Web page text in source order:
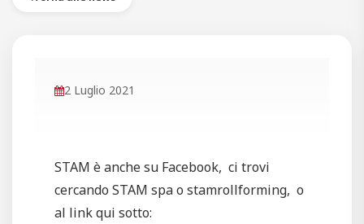
2 Luglio 2021
STAM è anche su Facebook, ci trovi
cercando STAM spa o stamrollforming, o
al link qui sotto: